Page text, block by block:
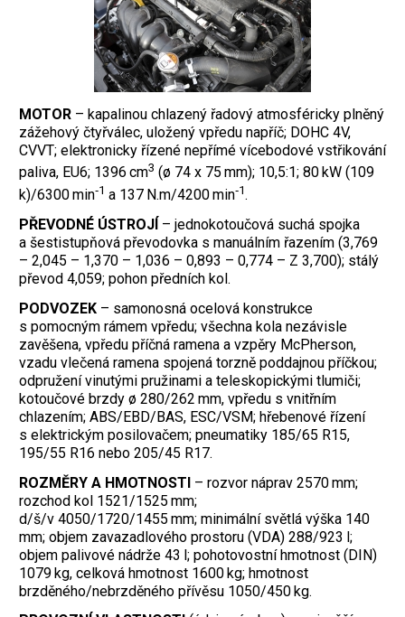
MOTOR – kapalinou chlazený řadový atmosféricky plněný
zážehový čtyřválec, uložený vpředu napříč; DOHC 4V,
CVVT; elektronicky řízené nepřímé vícebodové vstřikování
paliva, EU6; 1396 cm3 (ø 74 x 75 mm); 10,5:1; 80 kW (109
k)/6300 min‑1 a 137 N.m/4200 min‑1.
PŘEVODNÉ ÚSTROJÍ – jednokotoučová suchá spojka
a šestistupňová převodovka s manuálním řazením (3,769
– 2,045 – 1,370 – 1,036 – 0,893 – 0,774 – Z 3,700); stálý
převod 4,059; pohon předních kol.
PODVOZEK – samonosná ocelová konstrukce
s pomocným rámem vpředu; všechna kola nezávisle
zavěšena, vpředu příčná ramena a vzpěry McPherson,
vzadu vlečená ramena spojená torzně poddajnou příčkou;
odpružení vinutými pružinami a teleskopickými tlumiči;
kotoučové brzdy ø 280/262 mm, vpředu s vnitřním
chlazením; ABS/EBD/BAS, ESC/VSM; hřebenové řízení
s elektrickým posilovačem; pneumatiky 185/65 R15,
195/55 R16 nebo 205/45 R17.
ROZMĚRY A HMOTNOSTI – rozvor náprav 2570 mm;
rozchod kol 1521/1525 mm;
d/š/v 4050/1720/1455 mm; minimální světlá výška 140
mm; objem zavazadlového prostoru (VDA) 288/923 l;
objem palivové nádrže 43 l; pohotovostní hmotnost (DIN)
1079 kg, celková hmotnost 1600 kg; hmotnost
brzděného/nebrzděného přívěsu 1050/450 kg.